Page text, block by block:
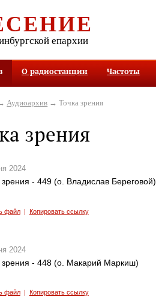
епархии
О радиостанции Частоты
Аудиоархив → Точка зрения
зрения
2024
зрения - 449 (о. Владислав Береговой)
файл| Копировать ссылку
2024
зрения - 448 (о. Макарий Маркиш)
файл| Копировать ссылку